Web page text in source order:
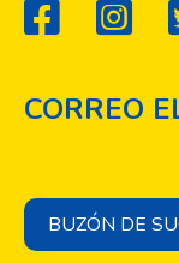
CORREO
BUZÓN DE